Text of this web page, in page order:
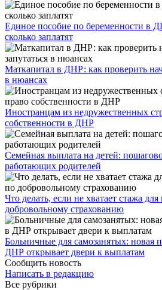
Единое пособие по беременности в
сколько заплатят
​Маткапитал в ДНР: как проверить
в нюансах
Иностранцам из недружественных
собственности в ДНР
Семейная выплата на детей:
работающих родителей
Что делать, если не хватает стажа
добровольному страхованию
Больничные для самозанятых: новая
ДНР открывает двери к выплатам
Сообщить новость
Написать в редакцию
Все рубрики